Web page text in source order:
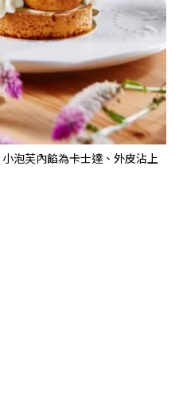
泡芙內餡為卡士達、外皮沾上